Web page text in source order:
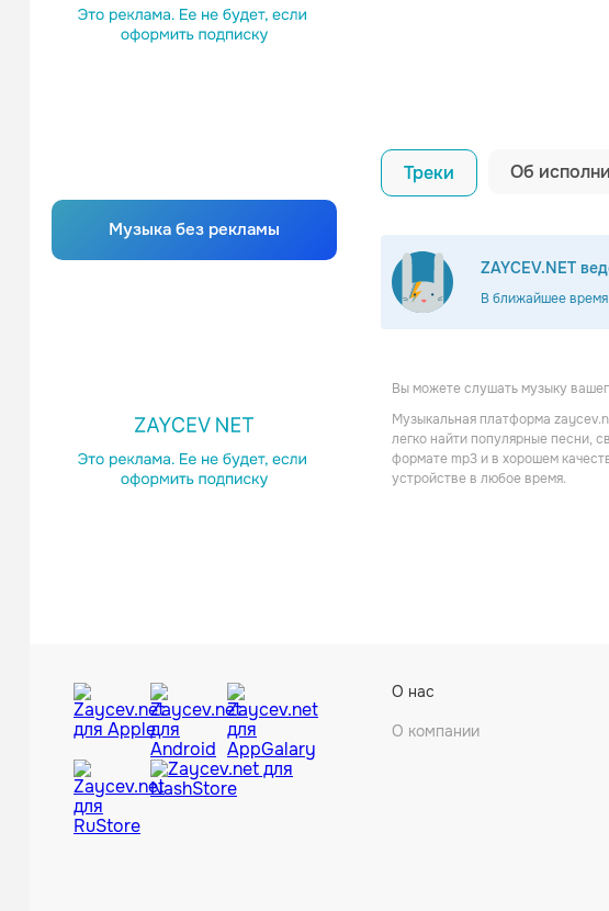
Музыка без рекламы
Треки Об
ZAYCEV.NET
В ближайшее время
Вы можете слушать музыку
Музыкальная платформа
легко найти популярные песни,
формате mp3 и в хорошем
устройстве в любое время.
О нас
О компании